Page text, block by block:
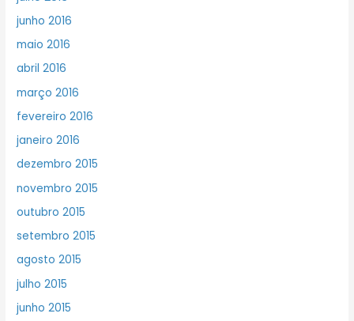
junho 2016
maio 2016
abril 2016
março 2016
fevereiro 2016
janeiro 2016
dezembro 2015
novembro 2015
outubro 2015
setembro 2015
agosto 2015
julho 2015
junho 2015